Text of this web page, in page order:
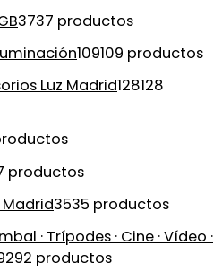
3737 productos
109109 productos
Luz Madrid128128
productos
Madrid3535 productos
· Trípodes · Cine · Vídeo ·
92 productos